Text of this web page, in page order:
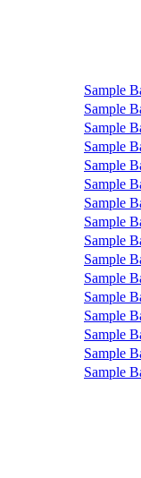
Sample
Sample
Sample
Sample
Sample
Sample
Sample
Sample
Sample
Sample
Sample
Sample
Sample
Sample
Sample
Sample